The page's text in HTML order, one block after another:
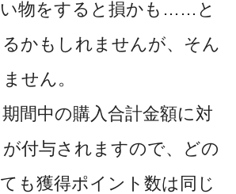
物をすると損かも……と
かもしれませんが、そん
せん。
間中の購入合計金額に対
付与されますので、どの
も獲得ポイント数は同じ